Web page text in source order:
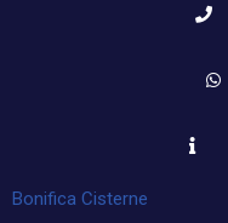
Bonifica Cisterne